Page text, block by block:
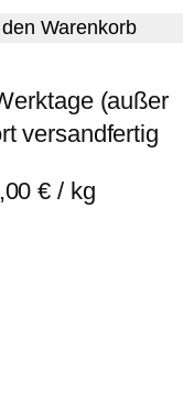
Warenkorb
(außer
versandfertig
€ / kg